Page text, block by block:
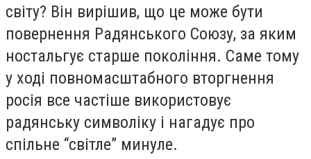
світу? Він вирішив, що це може бути
повернення Радянського Союзу, за яким
ностальгує старше покоління. Саме тому
у ході повномасштабного вторгнення
росія все частіше використовує
радянську символіку і нагадує про
спільне “світле” минуле.